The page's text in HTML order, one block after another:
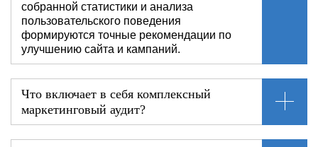
собранной статистики и анализа
пользовательского поведения
формируются точные рекомендации по
улучшению сайта и кампаний.
Что включает в себя комплексный
маркетинговый аудит?